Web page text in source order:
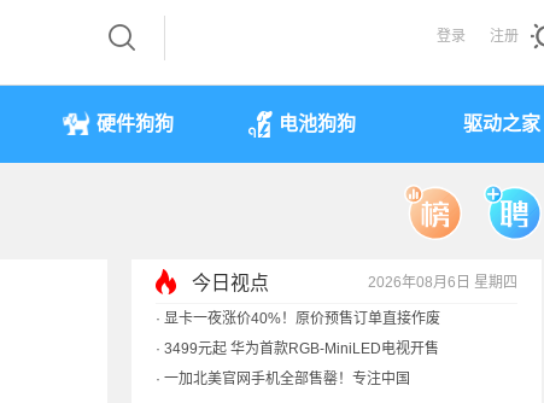
登录 注册
硬件狗狗 电池狗狗 驱动之家
今日视点 2026年08月6日 星期四
· 显卡一夜涨价40%！原价预售订单直接作废
· 3499元起 华为首款RGB-MiniLED电视开售
· 一加北美官网手机全部售罄！专注中国